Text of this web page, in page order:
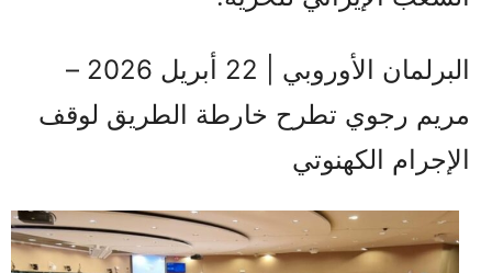
البرلمان الأوروبي | 22 أبريل 2026 –
مريم رجوي تطرح خارطة الطريق لوقف
الإجرام الكهنوتي